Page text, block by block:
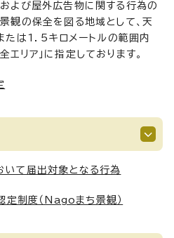
よび屋外広告物に関する行為の
観の保全を図る地域として、天
たは1．5キロメートルの範囲内
エリア」に指定しております。
て届出対象となる行為
制度（Nagoまち景観）